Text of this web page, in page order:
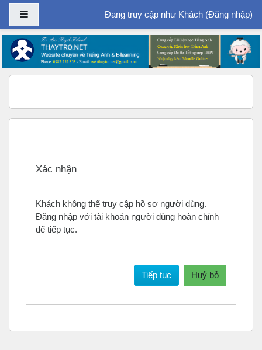
Chuyển tới nội dung chính
Bảng điều khiển cạnhĐang truy cập như Khách (Đăng nhập)
Xác nhận
Khách không thể truy cập hồ sơ người dùng.
Đăng nhập với tài khoản người dùng hoàn chỉnh
để tiếp tục.
Tiếp tục Huỷ bỏ